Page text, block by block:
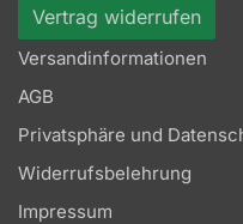
Vertrag widerrufen
Versandinformationen
AGB
Privatsphäre und
Widerrufsbelehrung
Impressum